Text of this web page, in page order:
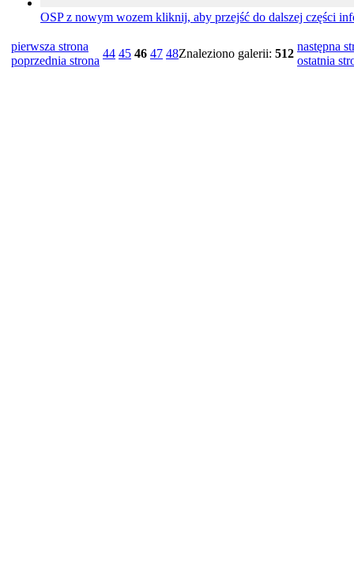
OSP z nowym wozem kliknij, aby przejść do dalszej części
pierwsza strona
poprzednia strona
44 45 46 47 48Znaleziono galerii: 512
następna
ostatnia